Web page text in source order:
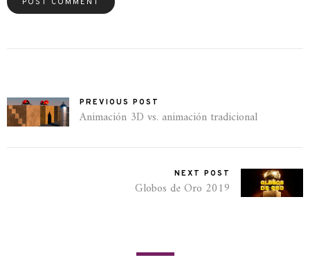
PREVIOUS POST
Animación 3D vs. animación tradicional
NEXT POST
Globos de Oro 2019